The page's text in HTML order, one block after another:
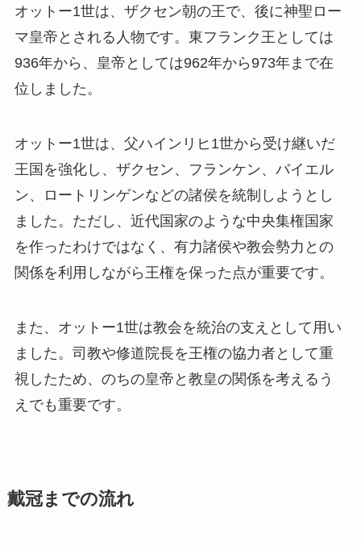
オットー1世は、ザクセン朝の王で、後に神聖ロー
マ皇帝とされる人物です。東フランク王としては
936年から、皇帝としては962年から973年まで在
位しました。
オットー1世は、父ハインリヒ1世から受け継いだ
王国を強化し、ザクセン、フランケン、バイエル
ン、ロートリンゲンなどの諸侯を統制しようとし
ました。ただし、近代国家のような中央集権国家
を作ったわけではなく、有力諸侯や教会勢力との
関係を利用しながら王権を保った点が重要です。
また、オットー1世は教会を統治の支えとして用い
ました。司教や修道院長を王権の協力者として重
視したため、のちの皇帝と教皇の関係を考えるう
えでも重要です。
戴冠までの流れ